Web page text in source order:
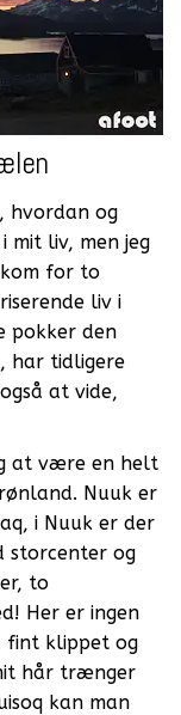
hvordan og
mit liv, men jeg
for to
liv i
pokker den
har tidligere
at vide,
at være en helt
Nuuk er
i Nuuk er der
storcenter og
to
Her er ingen
fint klippet og
hår trænger
kan man